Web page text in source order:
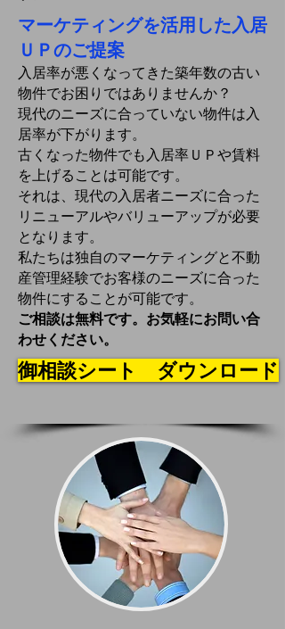
マーケティングを活用した入居
ＵＰのご提案
入居率が悪くなってきた築年数の古い
物件でお困りではありませんか？
現代のニーズに合っていない物件は入
居率が下がります。
古くなった物件でも入居率ＵＰや賃料
を上げることは可能です。
それは、現代の入居者ニーズに合った
リニューアルやバリューアップが必要
となります。
私たちは独自のマーケティングと不動
産管理経験でお客様のニーズに合った
物件にすることが可能です。
ご相談は無料です。お気軽にお問い合
わせください。
御相談シート ダウンロード